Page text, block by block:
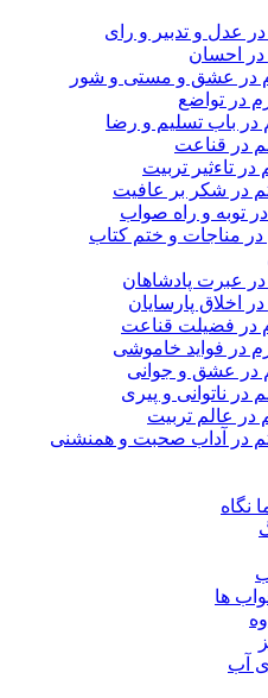
عدل و تدبیر و رای
در احسان
در عشق و مستی و شور
در تواضع
در باب تسلیم و رضا
در قناعت
در تاءثیر تربیت
در شکر بر عافیت
توبه و راه صواب
در مناجات و ختم کتاب
عبرت پادشاهان
اخلاق پارسایان
در فضیلت قناعت
در فواید خاموشى
در عشق و جوانى
ناتوانى و پیرى
در عالم تربیت
در آداب صحبت و همنشنى
نگاه
ها
آب